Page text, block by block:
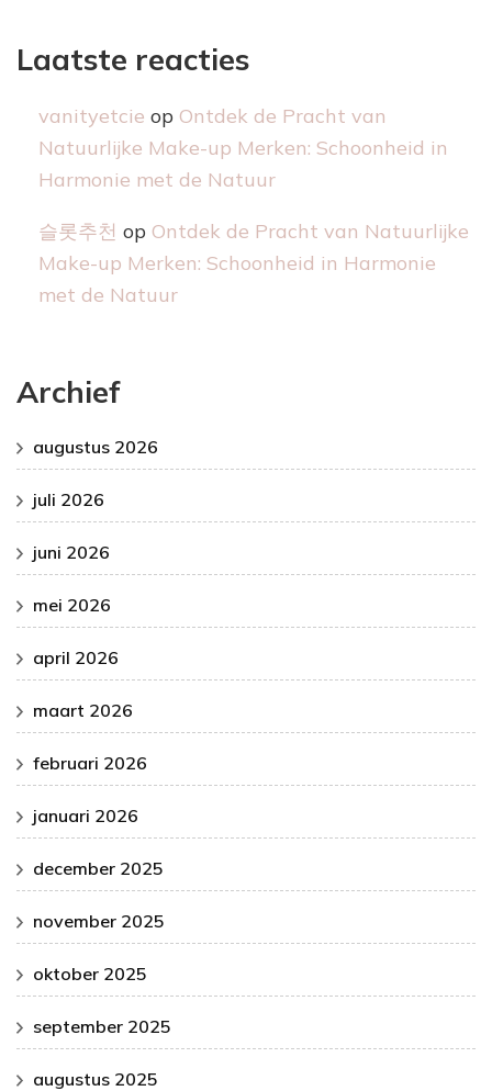
Laatste reacties
vanityetcie op Ontdek de Pracht van
Natuurlijke Make-up Merken: Schoonheid in
Harmonie met de Natuur
슬롯추천 op Ontdek de Pracht van Natuurlijke
Make-up Merken: Schoonheid in Harmonie
met de Natuur
Archief
augustus 2026
juli 2026
juni 2026
mei 2026
april 2026
maart 2026
februari 2026
januari 2026
december 2025
november 2025
oktober 2025
september 2025
augustus 2025